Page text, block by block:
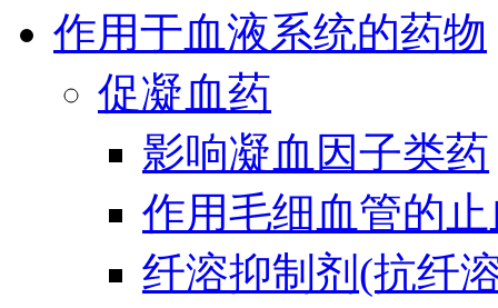
作用于血液系统的药物
促凝血药
影响凝血因子类药
作用毛细血管的
纤溶抑制剂(抗纤